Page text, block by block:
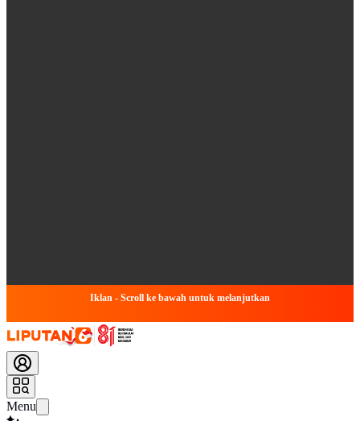
Iklan - Scroll ke bawah untuk melanjutkan
Menu